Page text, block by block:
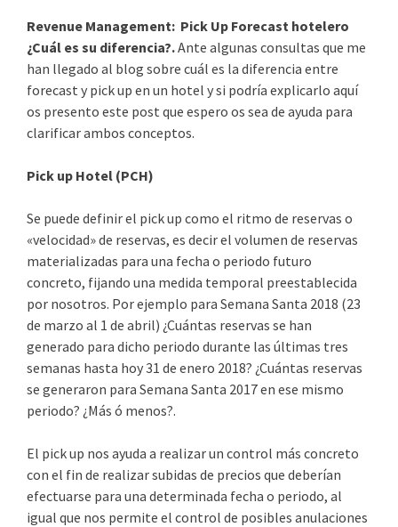
Revenue Management: Pick Up Forecast hotelero
¿Cuál es su diferencia?.Ante algunas consultas que me
han llegado al blog sobre cuál es la diferencia entre
forecast y pick up en un hotel y si podría explicarlo aquí
os presento este post que espero os sea de ayuda para
clarificar ambos conceptos.
Pick up Hotel (PCH)
Se puede definir el pick up como el ritmo de reservas o
«velocidad» de reservas, es decir el volumen de reservas
materializadas para una fecha o periodo futuro
concreto, fijando una medida temporal preestablecida
por nosotros. Por ejemplo para Semana Santa 2018 (23
de marzo al 1 de abril) ¿Cuántas reservas se han
generado para dicho periodo durante las últimas tres
semanas hasta hoy 31 de enero 2018? ¿Cuántas reservas
se generaron para Semana Santa 2017 en ese mismo
periodo? ¿Más ó menos?.
El pick up nos ayuda a realizar un control más concreto
con el fin de realizar subidas de precios que deberían
efectuarse para una determinada fecha o periodo, al
igual que nos permite el control de posibles anulaciones